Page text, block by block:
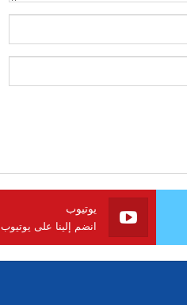
يوتيوب
انضم إلينا على يوتيوب